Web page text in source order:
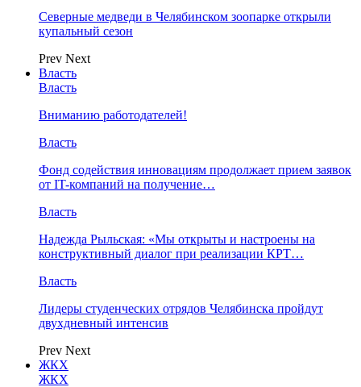
Северные медведи в Челябинском зоопарке открыли
купальный сезон
Prev Next
Власть
Власть
Вниманию работодателей!
Власть
Фонд содействия инновациям продолжает прием заявок
от IT-компаний на получение…
Власть
Надежда Рыльская: «Мы открыты и настроены на
конструктивный диалог при реализации КРТ…
Власть
Лидеры студенческих отрядов Челябинска пройдут
двухдневный интенсив
Prev Next
ЖКХ
ЖКХ